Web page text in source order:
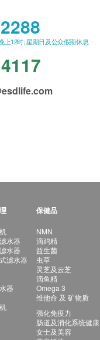
上12时; 星期日及公众假期休息
水器
水器
滤水器
器
保健品
NMN
滴鸡精
益生菌
虫草
灵芝及云芝
滴鱼精
Omega 3
维他命 及 矿物质
强化免疫力
肠道及消化系统健康
女士及美容